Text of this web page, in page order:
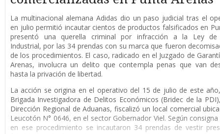
La multinacional alemana Adidas dio un paso judicial tras el
en julio permitió incautar cientos de productos falsificados en
presentó una querella criminal por infracción a la Ley de
Industrial, por las 34 prendas con su marca que fueron
de los procedimientos. El caso, radicado en el Juzgado de
Arenas, involucra un delito que contempla penas que van
hasta la privación de libertad.
La acción se origina en el operativo del 15 de julio de este
Brigada Investigadora de Delitos Económicos (Bridec de la
Dirección Regional de Aduanas, fiscalizó un local comercial
Leucotón N° 0646, en el sector Gobernador Viel. Según
en ese procedimiento se incautaron 34 prendas de vestir